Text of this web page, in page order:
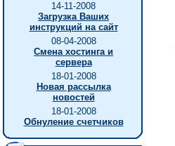
14-11-2008
Загрузка Ваших
инструкций на сайт
08-04-2008
Смена хостинга и
сервера
18-01-2008
Новая рассылка
новостей
18-01-2008
Обнуление счетчиков